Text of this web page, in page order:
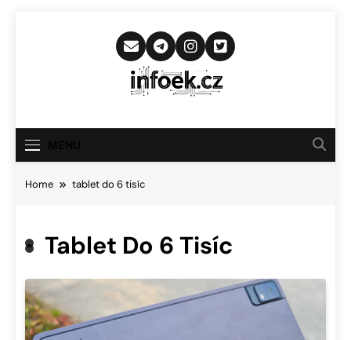
Infoek.cz
Novinkám
Home tablet do 6 tisíc
Tablet Do 6 Tisíc